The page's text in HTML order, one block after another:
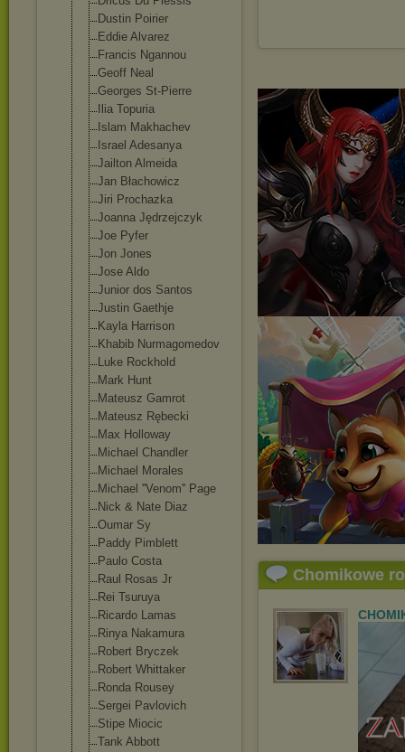
Dustin Poirier
Eddie Alvarez
Francis Ngannou
Geoff Neal
Georges St-Pierre
Ilia Topuria
Islam Makhachev
Israel Adesanya
Jailton Almeida
Jan Błachowicz
Jiri Prochazka
Joanna Jędrzejczyk
Joe Pyfer
Jon Jones
Jose Aldo
Junior dos Santos
Justin Gaethje
Kayla Harrison
Khabib Nurmagomedov
Luke Rockhold
Mark Hunt
Mateusz Gamrot
Mateusz Rębecki
Max Holloway
Michael Chandler
Michael Morales
Michael ''Venom'' Page
Nick & Nate Diaz
Oumar Sy
Paddy Pimblett
Paulo Costa
Raul Rosas Jr
Rei Tsuruya
Ricardo Lamas
Rinya Nakamura
Robert Bryczek
Robert Whittaker
Ronda Rousey
Sergei Pavlovich
Stipe Miocic
Tank Abbott
Chomikowe